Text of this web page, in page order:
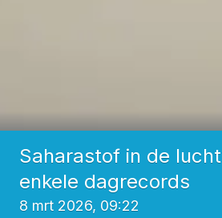
Saharastof in de
enkele dagrecords
8 mrt 2026, 09:22